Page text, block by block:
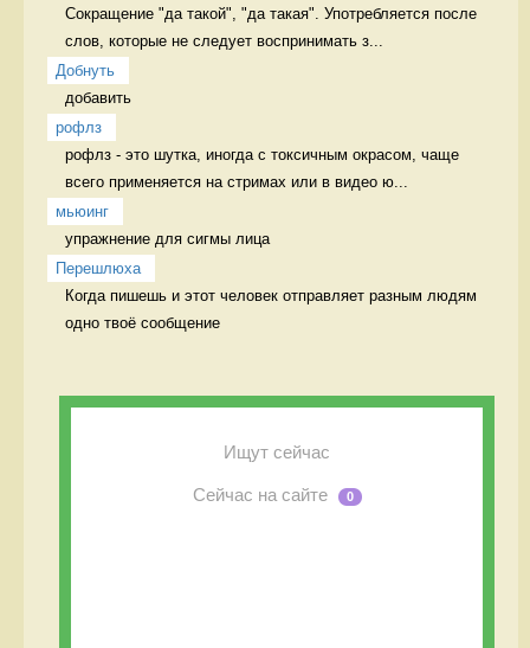
Сокращение "да такой", "да такая". Употребляется после
слов, которые не следует воспринимать з...
Добнуть
добавить
рофлз
рофлз - это шутка, иногда с токсичным окрасом, чаще
всего применяется на стримах или в видео ю...
мьюинг
упражнение для сигмы лица
Перешлюха
Когда пишешь и этот человек отправляет разным людям
одно твоё сообщение
Ищут сейчас
Сейчас на сайте 0